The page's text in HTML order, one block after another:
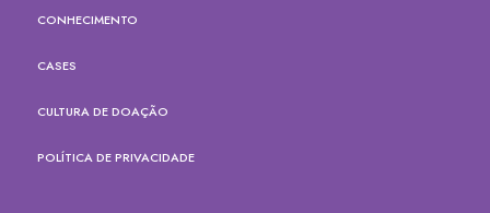
CONHECIMENTO
CASES
CULTURA DE DOAÇÃO
POLÍTICA DE PRIVACIDADE